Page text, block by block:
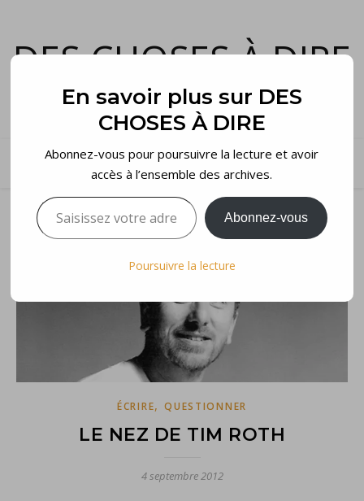
DES CHOSES À DIRE
et voilà…
ÉCRIRE,QUESTIONNER
LE NEZ DE TIM ROTH
4 septembre 2012
En savoir plus sur DES
CHOSES À DIRE
Abonnez-vous pour poursuivre la lecture et avoir
accès à l’ensemble des archives.
Saisissez votre adresse e-mail…
Abonnez-vous
Poursuivre la lecture